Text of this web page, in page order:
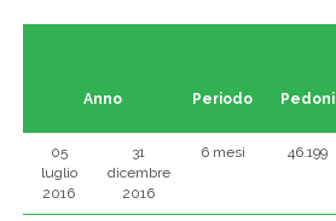
Anno Periodo Pedoni
05
luglio
2016
31
dicembre
2016
6 mesi 46.199